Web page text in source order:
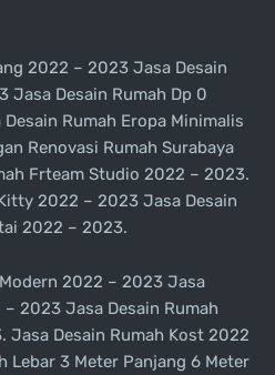
2022 – 2023 Jasa Desain
Jasa Desain Rumah Dp 0
Rumah Eropa Minimalis
Renovasi Rumah Surabaya
Frteam Studio 2022 – 2023.
2022 – 2023 Jasa Desain
2022 – 2023.
2022 – 2023 Jasa
2023 Jasa Desain Rumah
Desain Rumah Kost 2022
Lebar 3 Meter Panjang 6 Meter